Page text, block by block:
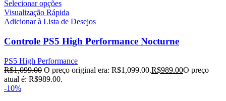
Selecionar opções
Visualização Rápida
Adicionar à Lista de Desejos
Controle PS5 High Performance Nocturne
PS5 High Performance
R$1,099.00 O preço original era: R$1,099.00.R$989.00O preço
atual é: R$989.00.
-10%